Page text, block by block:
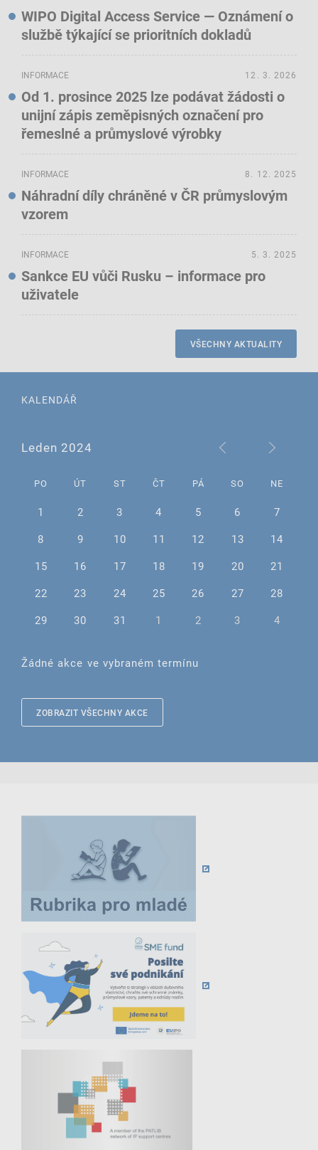
WIPO Digital Access Service — Oznámení o
službě týkající se prioritních dokladů
INFORMACE
Od 1. prosince 2025 lze podávat žádosti o
unijní zápis zeměpisných označení pro
řemeslné a průmyslové výrobky
12. 3. 2026
INFORMACE
Náhradní díly chráněné v ČR průmyslovým
vzorem
8. 12. 2025
INFORMACE
Sankce EU vůči Rusku – informace pro
uživatele
5. 3. 2025
VŠECHNY AKTUALITY
KALENDÁŘ
Leden 2024
PO ÚT ST ČT PÁ SO NE
1 2 3 4 5 6
7
8
9 10 11 12 13
14
15
16 17 18 19 20
21
22
23 24 25 26 27
28
29
30 31 1 2 3 4
Žádné akce ve vybraném termínu
ZOBRAZIT VŠECHNY AKCE